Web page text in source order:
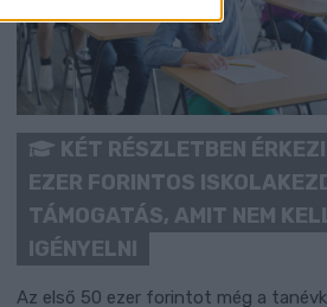
KÉT RÉSZLETBEN
EZER FORINTOS
TÁMOGATÁS, AMIT NEM
IGÉNYELNI
Az első 50 ezer forintot még a